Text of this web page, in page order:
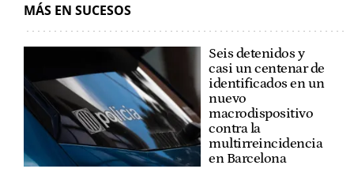
MÁS EN SUCESOS
Seis detenidos y
casi un centenar de
identificados en un
nuevo
macrodispositivo
contra la
multirreincidencia
en Barcelona